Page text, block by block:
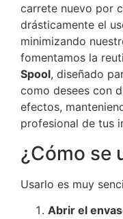
carrete nuevo por
drásticamente el
minimizando
fomentamos la
Spool, diseñado
como desees con
efectos,
profesional de tus
¿Cómo se
Usarlo es muy
Abrir el